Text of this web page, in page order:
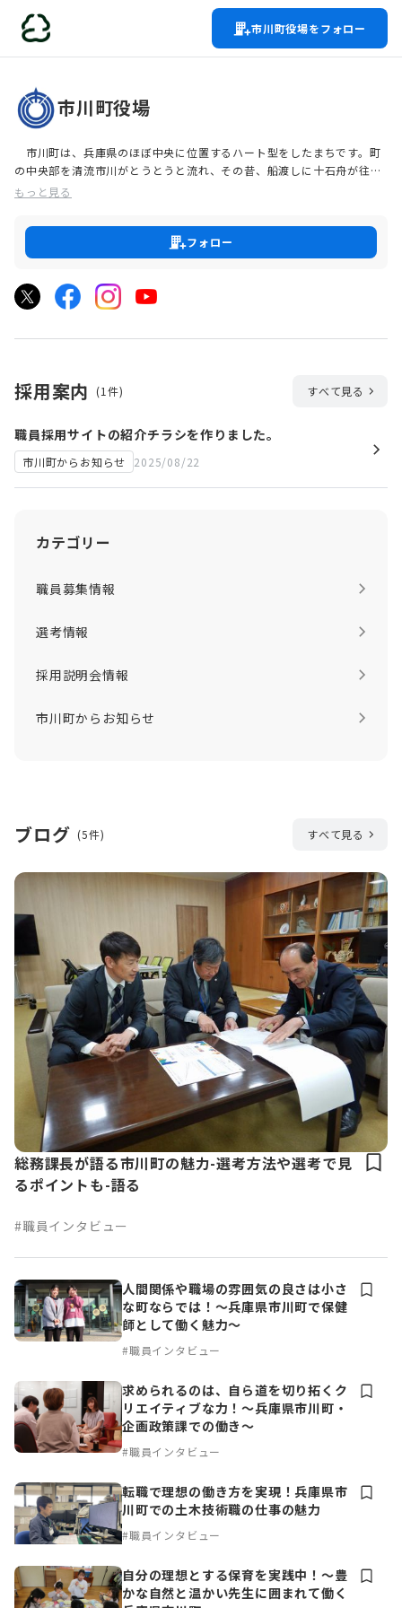
市川町役場をフォロー
市川町役場
市川町は、兵庫県のほぼ中央に位置するハート型をしたまちです。町
の中央部を清流市川がとうとうと流れ、その昔、船渡しに十石舟が往来
した穏やかな川面に、田園と山並みが映ります。「羅生門」「七人の
るシナリオライターの第一人者である橋本忍氏は、｢自分の作品のすべ
ては、子供のとき、郷里・市川の川の流れを仰向きに泳いで流されなが
ら、見上げた空の雲、その様々な雲の形の中にすべてがある。｣と生ま
町の北東部にそびえる霊峰笠形山（標高９３９ｍ）は播磨富士とも呼
ばれ、美しい稜線を描いています。「笠形神社のご神木は、心柱として
豊かな山の緑から生まれる澄んだ空気が皆さまのお越しをお待ちして
います。
もっと見る
フォロー
採用案内 (1件) すべて見る
カテゴリー
職員募集情報
選考情報
採用説明会情報
市川町からお知らせ
職員採用サイトの紹介チラシを作りました。
市川町からお知らせ 2025/08/22
ブログ (5件) すべて見る
総務課長が語る市川町の魅力-選考方法や選考で見
るポイントも-語る
#職員インタビュー
人間関係や職場の雰囲気の良さは小さ
な町ならでは！～兵庫県市川町で保健
師として働く魅力～
#職員インタビュー
求められるのは、自ら道を切り拓くク
リエイティブな力！〜兵庫県市川町・
企画政策課での働き〜
#職員インタビュー
転職で理想の働き方を実現！兵庫県市
川町での土木技術職の仕事の魅力
#職員インタビュー
自分の理想とする保育を実践中！～豊
かな自然と温かい先生に囲まれて働く